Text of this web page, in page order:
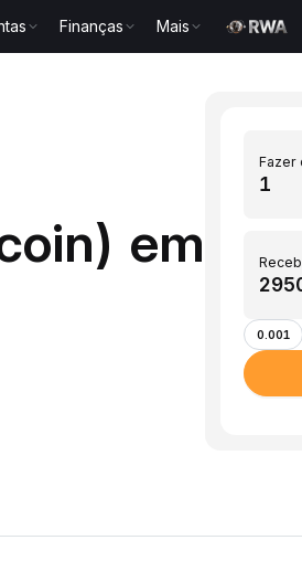
Finanças Mais
em
Fazer
0.001